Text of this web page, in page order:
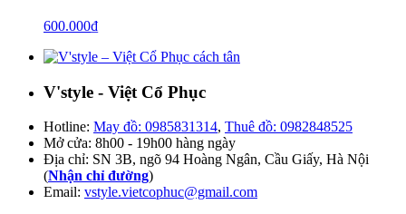
600.000₫
V'style - Việt Cổ Phục
Hotline: May đồ: 0985831314, Thuê đồ: 0982848525
Mở cửa: 8h00 - 19h00 hàng ngày
Địa chỉ: SN 3B, ngõ 94 Hoàng Ngân, Cầu Giấy, Hà Nội
(Nhận chỉ đường)
Email: vstyle.vietcophuc@gmail.com